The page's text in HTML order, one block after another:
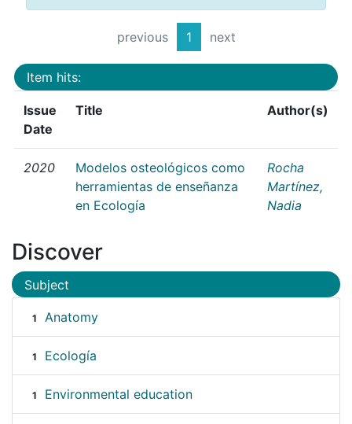
previous 1 next
Item hits:
Issue
Date
Title Author(s)
2020
Modelos osteológicos como
herramientas de enseñanza
en Ecología
Rocha
Martínez,
Nadia
Discover
Subject
1 Anatomy
1 Ecología
1 Environmental education